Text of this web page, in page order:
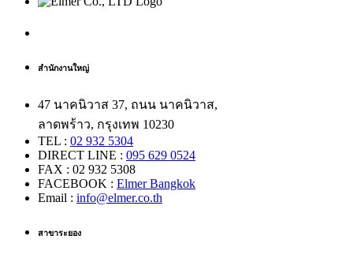
สำนักงานใหญ่
47 นาคนิวาส 37, ถนน นาคนิวาส,
ลาดพร้าว, กรุงเทพ 10230
TEL : 02 932 5304
DIRECT LINE : 095 629 0524
FAX : 02 932 5308
FACEBOOK : Elmer Bangkok
Email : info@elmer.co.th
สาขาระยอง